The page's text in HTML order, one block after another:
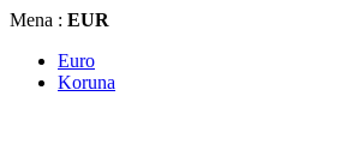
Mena : EUR
Euro
Koruna